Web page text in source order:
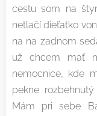
cestu som na
netlačí dieťatko
na na zadnom
už chcem mať
nemocnice, kde
pekne
Mám pri sebe